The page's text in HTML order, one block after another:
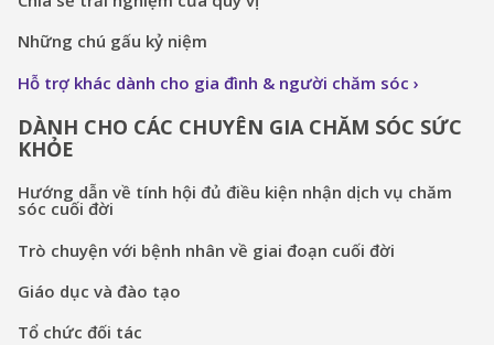
Những chú gấu kỷ niệm
Hỗ trợ khác dành cho gia đình & người chăm sóc
DÀNH CHO CÁC CHUYÊN GIA CHĂM SÓC SỨC
KHỎE
Hướng dẫn về tính hội đủ điều kiện nhận dịch vụ chăm
sóc cuối đời
Trò chuyện với bệnh nhân về giai đoạn cuối đời
Giáo dục và đào tạo
Tổ chức đối tác